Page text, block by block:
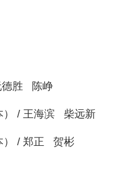
德胜 陈峥
） / 王海滨 柴远新
） / 郑正 贺彬